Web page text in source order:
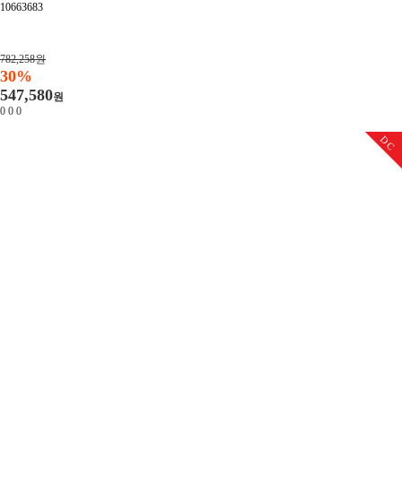
10663683
782,258원
30%
547,580원
0 0 0
DC